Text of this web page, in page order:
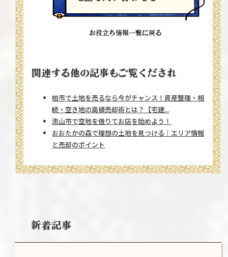
お役立ち情報一覧に戻る
関連する他の記事もご覧くだされ
柏市で土地を売るなら今がチャンス！資産整理・相
続・空き地の高値売却術とは？【宅建...
流山市で空地を借りてお店を始めよう！
おおたかの森で理想の土地を見つける｜エリア情報
と売却のポイント
新着記事